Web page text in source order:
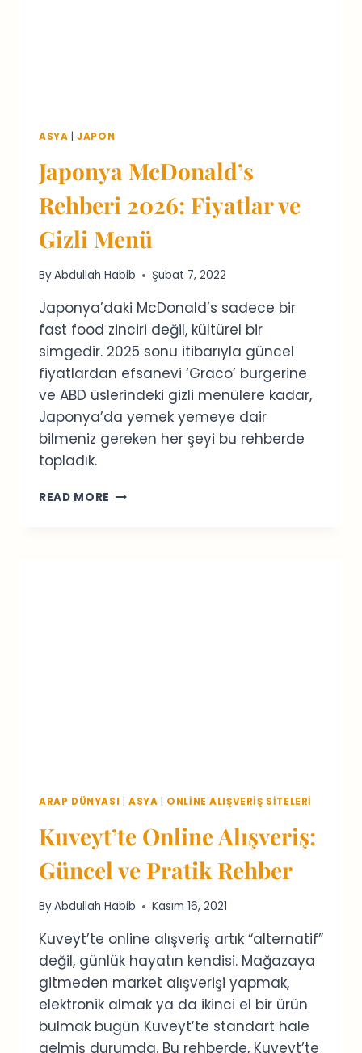
ASYA |JAPON
Japonya McDonald’s
Rehberi 2026: Fiyatlar ve
Gizli Menü
ByAbdullah Habib Şubat 7, 2022
Japonya’daki McDonald’s sadece bir
fast food zinciri değil, kültürel bir
simgedir. 2025 sonu itibarıyla güncel
fiyatlardan efsanevi ‘Graco’ burgerine
ve ABD üslerindeki gizli menülere kadar,
Japonya’da yemek yemeye dair
bilmeniz gereken her şeyi bu rehberde
topladık.
READ MORE JAPONYA
ARAP DÜNYASI ASYA ONLINE ALIŞVERIŞ SITELERI
Kuveyt’te Online Alışveriş:
Güncel ve Pratik Rehber
ByAbdullah Habib Kasım 16, 2021
Kuveyt’te online alışveriş artık “alternatif”
değil, günlük hayatın kendisi. Mağazaya
gitmeden market alışverişi yapmak,
elektronik almak ya da ikinci el bir ürün
bulmak bugün Kuveyt’te standart hale
gelmiş durumda. Bu rehberde, Kuveyt’te